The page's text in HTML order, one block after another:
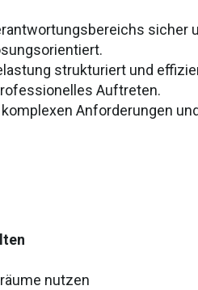
sicher
strukturiert und
Auftreten.
Anforderungen
nutzen